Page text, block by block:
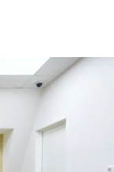
大事なこと
・事務機器